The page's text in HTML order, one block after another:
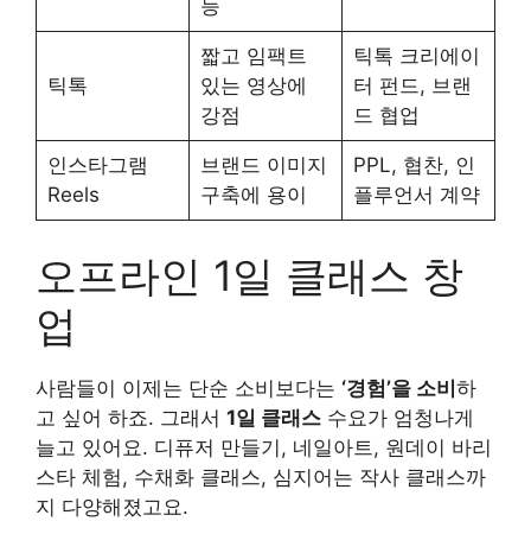
능
틱톡
짧고 임팩트
있는 영상에
강점
틱톡 크리에이
터 펀드, 브랜
드 협업
인스타그램
Reels
브랜드 이미지
구축에 용이
PPL, 협찬, 인
플루언서 계약
오프라인 1일 클래스 창
업
사람들이 이제는 단순 소비보다는 ‘경험’을 소비 하
고 싶어 하죠. 그래서 1일 클래스 수요가 엄청나게
늘고 있어요. 디퓨저 만들기, 네일아트, 원데이 바리
스타 체험, 수채화 클래스, 심지어는 작사 클래스까
지 다양해졌고요.